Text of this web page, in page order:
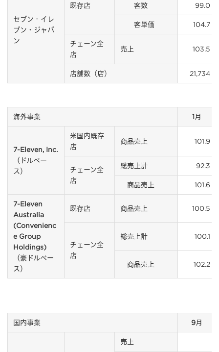
セブン‐イレ
ブン・ジャパ
ン
既存店 客数 99.0
客単価 104.7
チェーン全
店
売上 103.5
店舗数（店） 21,734
海外事業 1月
7-Eleven, Inc.
（ドルベー
ス）
米国内既存
店
商品売上 101.9
チェーン全
店
総売上計 92.3
商品売上 101.6
7-Eleven
Australia
(Convenienc
e Group
Holdings)
（豪ドルベー
ス）
既存店 商品売上 100.5
チェーン全
店
総売上計 100.1
商品売上 102.2
国内事業 9月
売上